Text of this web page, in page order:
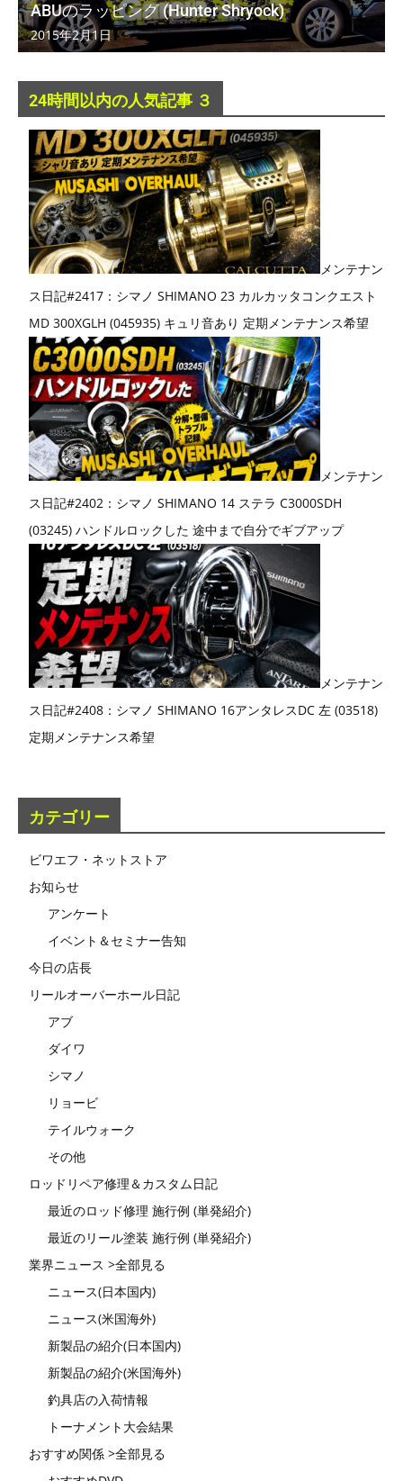
ABUのラッピング (Hunter Shryock)
2015年2月1日
24時間以内の人気記事 ３
メンテナン
ス日記#2417：シマノ SHIMANO 23 カルカッタコンクエスト
MD 300XGLH (045935) キュリ音あり 定期メンテナンス希望
メンテナン
ス日記#2402：シマノ SHIMANO 14 ステラ C3000SDH
(03245) ハンドルロックした 途中まで自分でギブアップ
メンテナン
ス日記#2408：シマノ SHIMANO 16アンタレスDC 左 (03518)
定期メンテナンス希望
カテゴリー
ビワエフ・ネットストア
お知らせ
アンケート
イベント＆セミナー告知
今日の店長
リールオーバーホール日記
アブ
ダイワ
シマノ
リョービ
テイルウォーク
その他
ロッドリペア修理＆カスタム日記
最近のロッド修理 施行例 (単発紹介)
最近のリール塗装 施行例 (単発紹介)
業界ニュース >全部見る
ニュース(日本国内)
ニュース(米国海外)
新製品の紹介(日本国内)
新製品の紹介(米国海外)
釣具店の入荷情報
トーナメント大会結果
おすすめ関係 >全部見る